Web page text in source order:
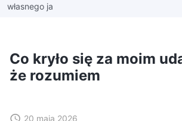
własnego ja
Co kryło się za moim
że rozumiem
20 maja 2026